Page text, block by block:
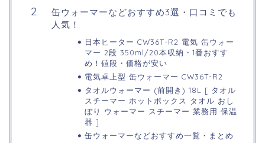
缶ウォーマーなどおすすめ3選・口コミでも
人気！
日本ヒーター CW36T-R2 電気 缶ウォー
マー 2段 350ml/20本収納・1番おすす
め！値段・価格が安い
電気卓上型 缶ウォーマー CW36T-R2
タオルウォーマー (前開き) 18L [ タオル
スチーマー ホットボックス タオル おし
ぼり ウォーマー スチーマー 業務用 保温
器 ]
缶ウォーマーなどおすすめ一覧・まとめ